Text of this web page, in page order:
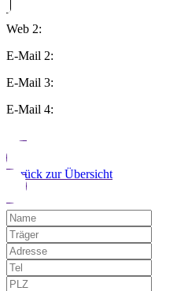
Web 2:
E-Mail 2:
E-Mail 3:
E-Mail 4:
Zurück zur Übersicht